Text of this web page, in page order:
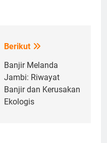
Berikut
Banjir Melanda
Jambi: Riwayat
Banjir dan Kerusakan
Ekologis